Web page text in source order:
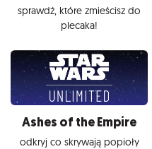
sprawdź, które zmieścisz do
plecaka!
Ashes of the Empire
odkryj co skrywają popioły